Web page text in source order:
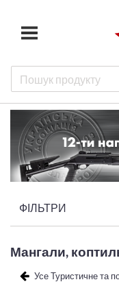
ФІЛЬТРИ
Мангали,
Усе Туристичне та